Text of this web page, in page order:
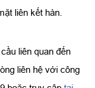
liên kết hàn.
liên quan đến
liên hệ với công